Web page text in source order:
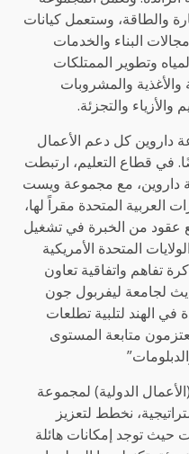
والطاقة، وستعمل كيانات
البناء والخدمات
وتطوير الممتلكات
والأغذية والمشروبات
والأزياء والتجزئة.
داروين كل دعم الأعمال
في قطاع التعليم، ارتبطت
داروين، مع مجموعة ويست
العربية المتحدة مقراً لها،
عقود من الخبرة في تشغيل
المتحدة الأمريكية
تفاهم واتفاقية تعاون
لجامعة ليفربول جون
الهند لتلبية تطلعات
متابعة المستوى
الدولية) لمجموعة
نخطط لتعزيز
حيث توجد إمكانات هائلة